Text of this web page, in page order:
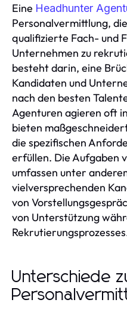
Eine Headhunter
Personalvermittlung,
qualifizierte Fach- und
Unternehmen zu
besteht darin, eine
Kandidaten und
nach den besten
Agenturen agieren oft
bieten
die spezifischen
erfüllen. Die Aufgaben
umfassen unter
vielversprechenden
von
von Unterstützung
Unterschiede